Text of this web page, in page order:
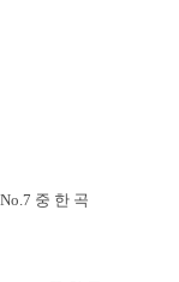
No.7 중 한 곡